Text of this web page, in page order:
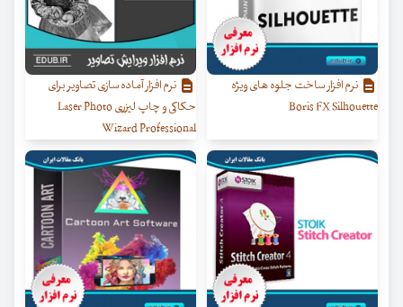
نرم افزار ساخت جلوه های ویژه
Boris FX Silhouette
نرم افزار آماده سازی تصاویر برای
حکاکی و چاپ لیزری Laser Photo
Wizard Professional